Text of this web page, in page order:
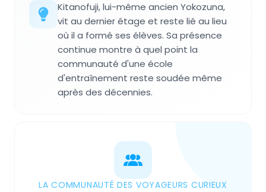
Kitanofuji, lui-même ancien Yokozuna,
vit au dernier étage et reste lié au lieu
où il a formé ses élèves. Sa présence
continue montre à quel point la
communauté d'une école
d'entraînement reste soudée même
après des décennies.
LA COMMUNAUTÉ DES VOYAGEURS CURIEUX